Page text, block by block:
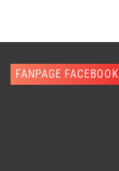
FANPAGE FACEBOOK